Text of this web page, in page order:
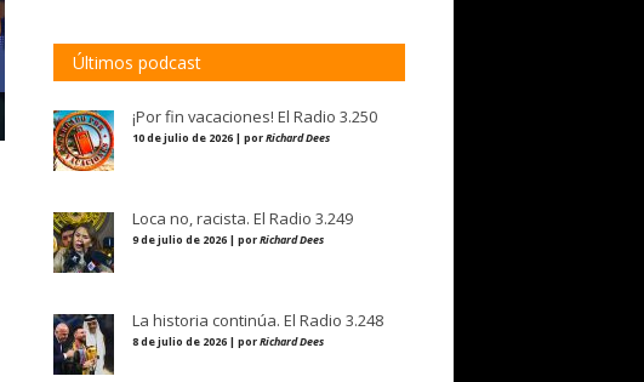
Últimos podcast
¡Por fin vacaciones! El Radio 3.250
10 de julio de 2026 | porRichard Dees
Loca no, racista. El Radio 3.249
9 de julio de 2026 | porRichard Dees
La historia continúa. El Radio 3.248
8 de julio de 2026 | porRichard Dees